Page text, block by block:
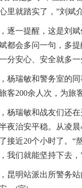
里就踏实了，”刘斌
一提醒，这是刘斌
都会多问一句，多
分安心、安全就多一
瑞敏和警务室的同
客200余人次，为旅
瑞敏和战友们还在
夜治安平稳。从凌
接近20个小时了。“
我们就能坚持下去，
明站派出所警务站